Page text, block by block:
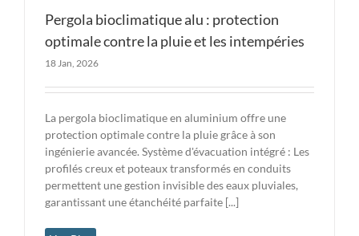
Pergola bioclimatique alu : protection
optimale contre la pluie et les intempéries
18 Jan, 2026
La pergola bioclimatique en aluminium offre une
protection optimale contre la pluie grâce à son
ingénierie avancée. Système d'évacuation intégré : Les
profilés creux et poteaux transformés en conduits
permettent une gestion invisible des eaux pluviales,
garantissant une étanchéité parfaite [...]